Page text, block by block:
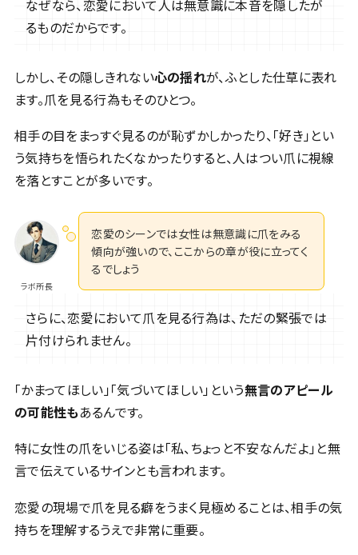
なぜなら、恋愛において人は無意識に本音を隠したが
るものだからです。
しかし、その隠しきれない心の揺れが、ふとした仕草に表れ
ます。爪を見る行為もそのひとつ。
相手の目をまっすぐ見るのが恥ずかしかったり、「好き」とい
う気持ちを悟られたくなかったりすると、人はつい爪に視線
を落とすことが多いです。
ラボ所長
恋愛のシーンでは女性は無意識に爪をみる
傾向が強いので、ここからの章が役に立ってく
るでしょう
さらに、恋愛において爪を見る行為は、ただの緊張では
片付けられません。
「かまってほしい」「気づいてほしい」という無言のアピール
の可能性もあるんです。
特に女性の爪をいじる姿は「私、ちょっと不安なんだよ」と無
言で伝えているサインとも言われます。
恋愛の現場で爪を見る癖をうまく見極めることは、相手の気
持ちを理解するうえで非常に重要。